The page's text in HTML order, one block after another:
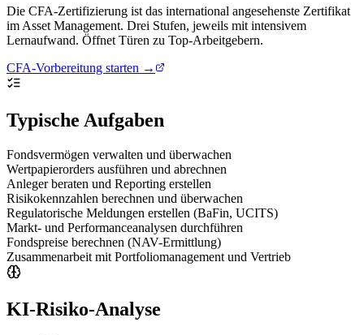
Die CFA-Zertifizierung ist das international angesehenste Zertifikat
im Asset Management. Drei Stufen, jeweils mit intensivem
Lernaufwand. Öffnet Türen zu Top-Arbeitgebern.
CFA-Vorbereitung starten →
Typische Aufgaben
Fondsvermögen verwalten und überwachen
Wertpapierorders ausführen und abrechnen
Anleger beraten und Reporting erstellen
Risikokennzahlen berechnen und überwachen
Regulatorische Meldungen erstellen (BaFin, UCITS)
Markt- und Performanceanalysen durchführen
Fondspreise berechnen (NAV-Ermittlung)
Zusammenarbeit mit Portfoliomanagement und Vertrieb
KI-Risiko-Analyse